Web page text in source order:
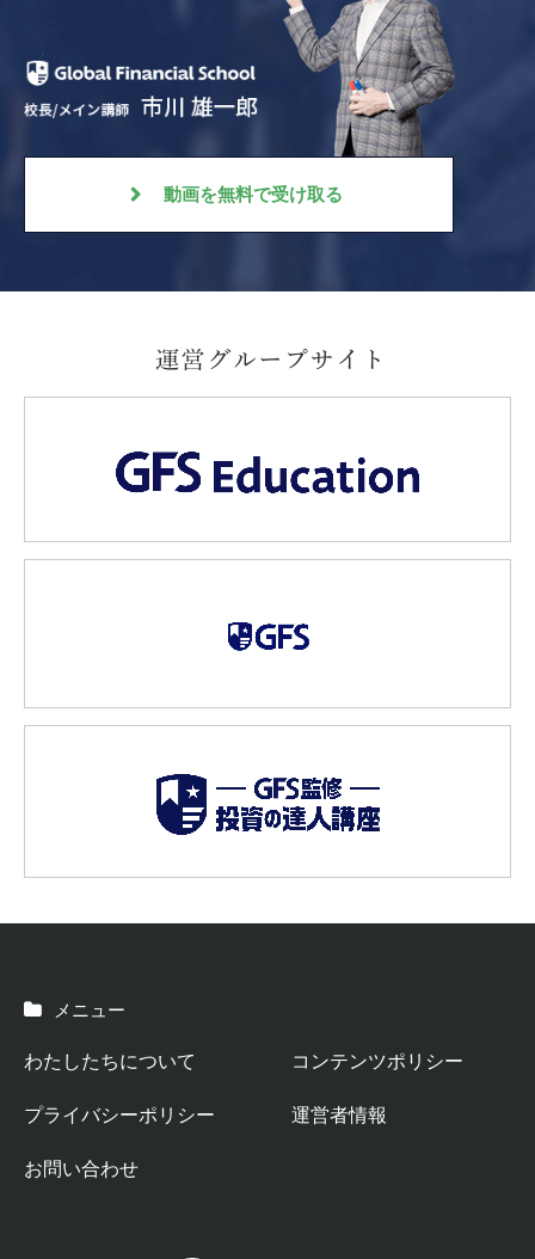
動画を無料で受け取る
メニュー
わたしたちについて コンテンツポリシー
プライバシーポリシー 運営者情報
お問い合わせ